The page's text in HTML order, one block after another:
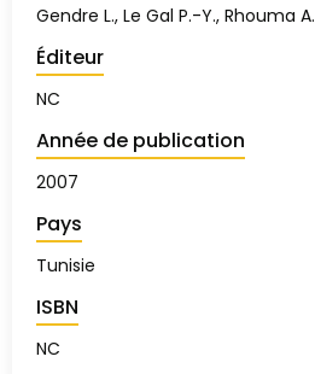
Gendre L., Le Gal P.-Y., Rhouma A.
Éditeur
NC
Année de publication
2007
Pays
Tunisie
ISBN
NC